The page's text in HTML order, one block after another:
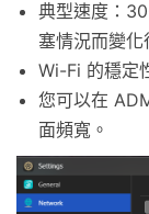
典型速度：
塞情況而變化
Wi-Fi 的穩定
您可以在
面頻寬。